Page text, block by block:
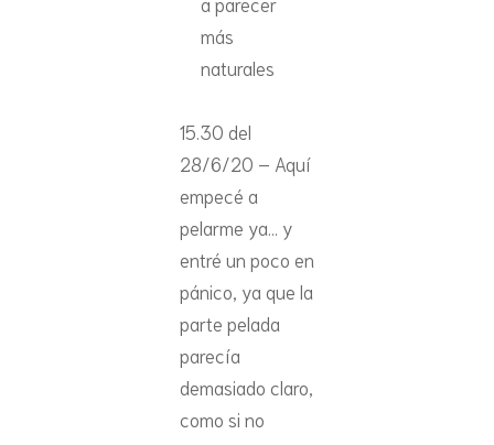
más
naturales
15.30 del
28/6/20 – Aquí
empecé a
pelarme ya… y
entré un poco en
pánico, ya que la
parte pelada
parecía
demasiado claro,
como si no